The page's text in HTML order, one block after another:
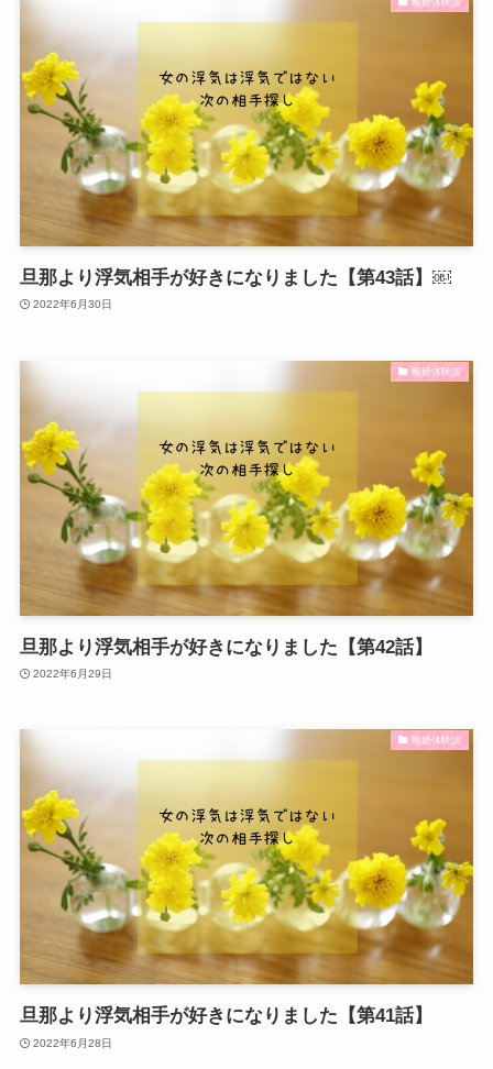
旦那より浮気相手が好きになりました【第43話】￼
2022年6月30日
離婚体験談
旦那より浮気相手が好きになりました【第42話】
2022年6月29日
離婚体験談
旦那より浮気相手が好きになりました【第41話】
2022年6月28日